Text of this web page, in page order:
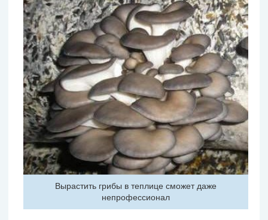
Вырастить грибы в теплице сможет даже
непрофессионал